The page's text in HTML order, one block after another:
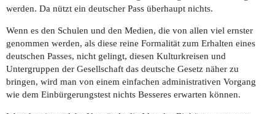
werden. Da nützt ein deutscher Pass überhaupt nichts.
Wenn es den Schulen und den Medien, die von allen viel ernster
genommen werden, als diese reine Formalität zum Erhalten eines
deutschen Passes, nicht gelingt, diesen Kulturkreisen und
Untergruppen der Gesellschaft das deutsche Gesetz näher zu
bringen, wird man von einem einfachen administrativen Vorgang
wie dem Einbürgerungstest nichts Besseres erwarten können.